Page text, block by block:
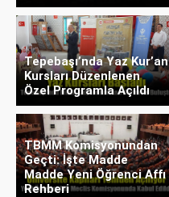
Tepebaşı’nda Yaz Kur’an
Kursları Düzenlenen
Özel Programla Açıldı
TBMM Komisyonundan
Geçti: İşte Madde
Madde Yeni Öğrenci Affı
Rehberi